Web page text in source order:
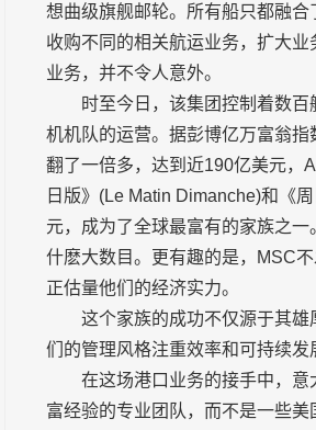
想曲级旗舰邮轮。所有船只都融
收购不同的相关航运业务，扩大
业务，并不令人意外。
时至今日，该集团控制着数
机机队的运营。据彭博亿万富翁
翻了一倍多，达到近190亿美元，
日版》(Le Matin Dimanche)和《
元，成为了全球最富有的家族之
什麽大数目。更有趣的是，MSC
正估量他们的经济实力。
这个家族的成功不仅源于其
们的管理风格注重效率和可持续发
在这场港口业务的接手中，
富经验的专业团队，而不是一些